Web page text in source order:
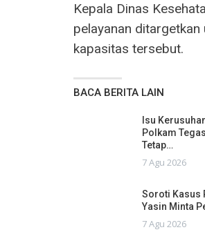
Kepala Dinas
pelayanan
kapasitas tersebut.
BACA BERITA LAIN
Isu
Polkam
Tetap…
7 Agu 2026
Soroti Kasus
Yasin Minta
7 Agu 2026